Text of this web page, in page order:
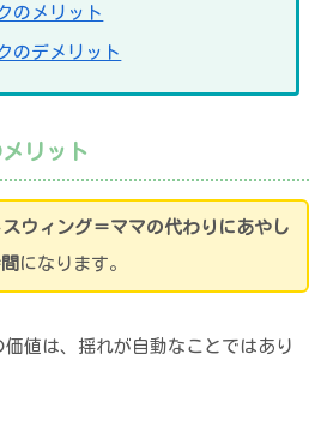
のメリット
のデメリット
リット
ウィング＝ママの代わりにあやし
になります。
値は、揺れが自動なことではあり